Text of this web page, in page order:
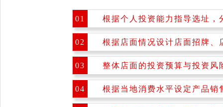
01 根据个人投资能力指导选址
02 根据店面情况设计店面招牌、
03 整体店面的投资预算与投资风
04 根据当地消费水平设定产品销